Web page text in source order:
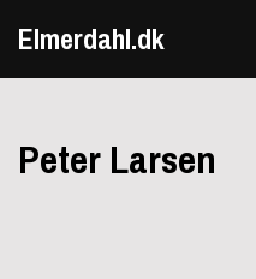
Elmerdahl.dk
Peter Larsen